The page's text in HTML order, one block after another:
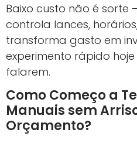
Baixo custo não é sorte
controla lances,
transforma gasto em
experimento rápido hoje
falarem.
Como Começo a
Manuais sem
Orçamento?